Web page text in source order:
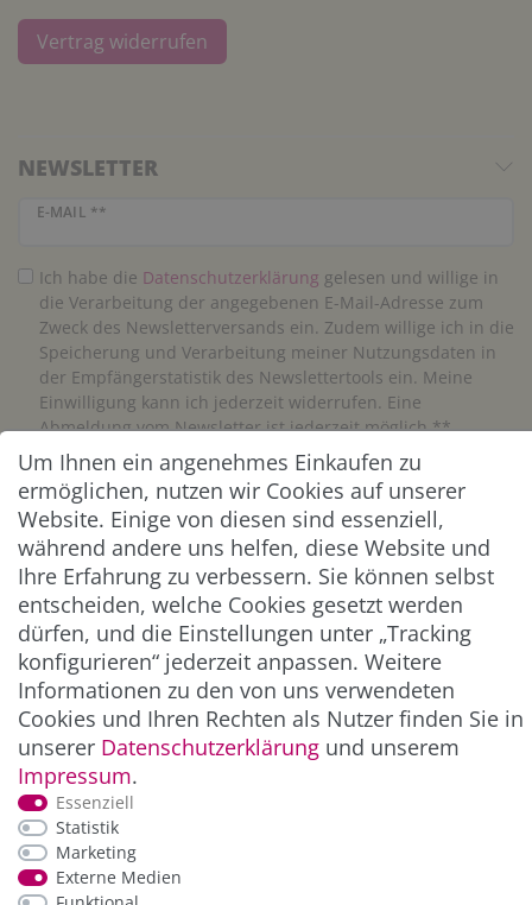
Vertrag widerrufen
NEWSLETTER
E-MAIL **
Newsletter Honig
Ich habe die Daten­schutz­erklärung gelesen und willige in
die Verarbeitung der angegebenen E-Mail-Adresse zum
Zweck des Newsletterversands ein. Zudem willige ich in die
Speicherung und Verarbeitung meiner Nutzungsdaten in
der Empfängerstatistik des Newslettertools ein. Meine
Einwilligung kann ich jederzeit widerrufen. Eine
Abmeldung vom Newsletter ist jederzeit möglich.**
Abonnieren
** Hierbei handelt es sich um ein Pflichtfeld.
ZAHLUNG & VERSAND
*Alle Preise inkl. der gesetzl. MwSt. zzgl.
und Versandkosten
Um Ihnen ein angenehmes Einkaufen zu
ermöglichen, nutzen wir Cookies auf unserer
Website. Einige von diesen sind essenziell,
während andere uns helfen, diese Website und
Ihre Erfahrung zu verbessern. Sie können selbst
entscheiden, welche Cookies gesetzt werden
dürfen, und die Einstellungen unter „Tracking
konfigurieren“ jederzeit anpassen. Weitere
Informationen zu den von uns verwendeten
Cookies und Ihren Rechten als Nutzer finden Sie in
unserer Daten­schutz­erklärung und unserem
Impressum.
Essenziell
Statistik
Marketing
Externe Medien